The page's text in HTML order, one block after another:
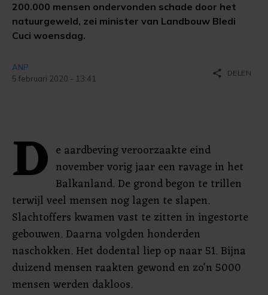
200.000 mensen ondervonden schade door het
natuurgeweld, zei minister van Landbouw Bledi
Cuci woensdag.
ANP
5 februari 2020 - 13:41
share DELEN
D e aardbeving veroorzaakte eind
november vorig jaar een ravage in het
Balkanland. De grond begon te trillen
terwijl veel mensen nog lagen te slapen.
Slachtoffers kwamen vast te zitten in ingestorte
gebouwen. Daarna volgden honderden
naschokken. Het dodental liep op naar 51. Bijna
duizend mensen raakten gewond en zo'n 5000
mensen werden dakloos.